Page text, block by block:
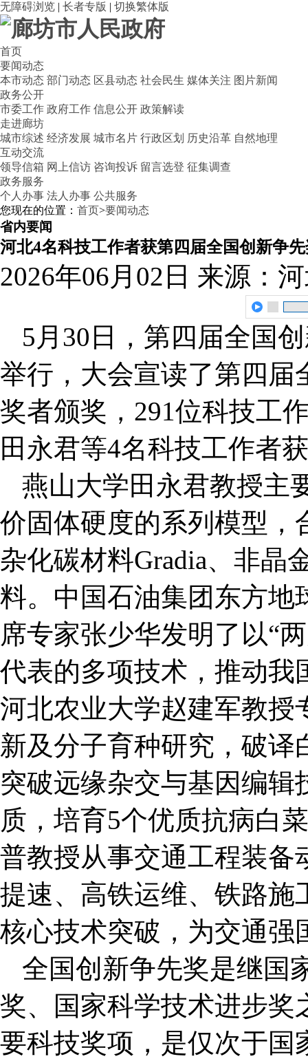
无障碍浏览 | 长者专版 | 切换繁体版
首页
要闻动态
本市动态 部门动态 区县动态 社会民生 媒体关注 图片新闻
政务公开
市委工作 政府工作 信息公开 政策解读
走进廊坊
城市综述 经济发展 城市名片 行政区划 历史沿革 自然地理
互动交流
领导信箱 网上信访 咨询投诉 留言选登 征集调查
政务服务
个人办事 法人办事 公共服务
您现在的位置： 首页>要闻动态
省内要闻
河北4名科技工作者获第四届全国创新争
2026年06月02日 来源：
5月30日，第四届全国
举行，大会宣读了第四届
奖者颁奖，291位科技工
田永君等4名科技工作者
燕山大学田永君教授主
价固体硬度的系列模型，
杂化碳材料Gradia、非晶
料。中国石油集团东方地
席专家张少华发明了以“
代表的多项技术，推动我
河北农业大学赵建军教授
新及分子育种研究，破
突破远缘杂交与基因编
质，培育5个优质抗病白
普教授从事交通工程装备
提速、高铁运维、铁路施
核心技术突破，为交通强
全国创新争先奖是继国
奖、国家科学技术进步奖
要科技奖项，是仅次于国